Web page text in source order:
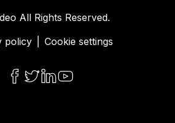
All Rights Reserved.
policy
Cookie settings